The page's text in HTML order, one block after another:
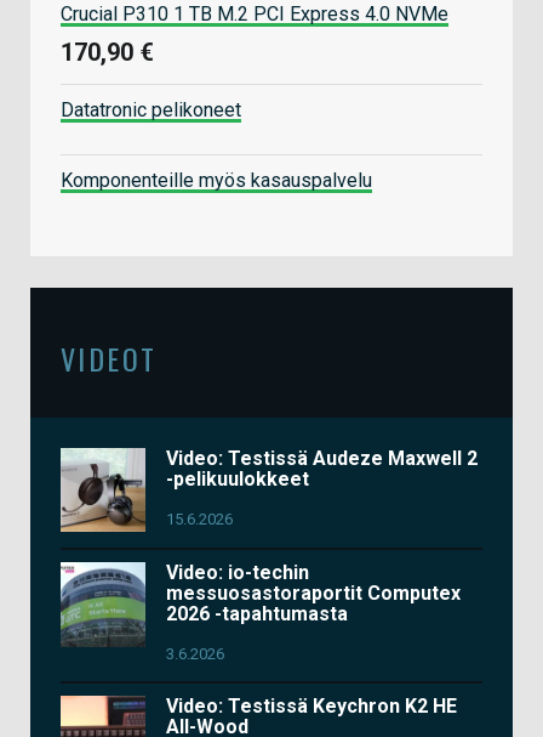
Crucial P310 1 TB M.2 PCI Express 4.0 NVMe
170,90 €
Datatronic pelikoneet
Komponenteille myös kasauspalvelu
VIDEOT
Video: Testissä Audeze Maxwell 2
-pelikuulokkeet
15.6.2026
Video: io-techin
messuosastoraportit Computex
2026 -tapahtumasta
3.6.2026
Video: Testissä Keychron K2 HE
All-Wood